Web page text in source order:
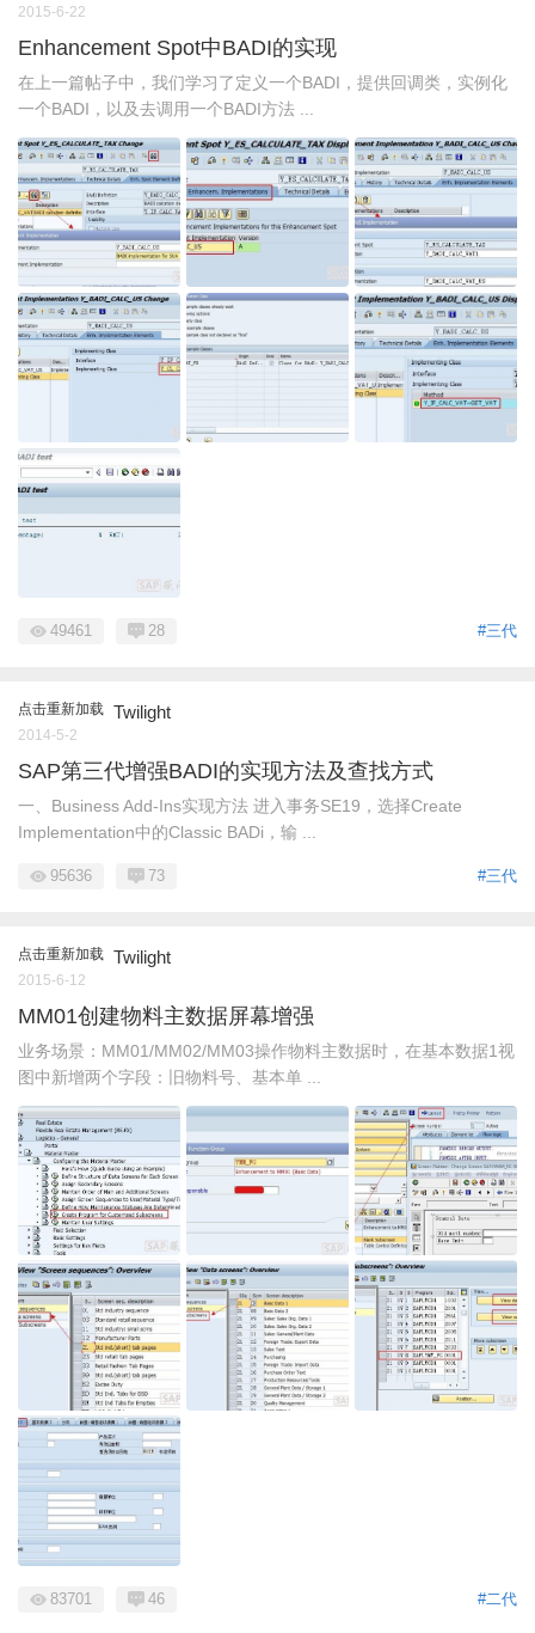
2015-6-22
Enhancement Spot中BADI的实现
在上一篇帖子中，我们学习了定义一个BADI，提供回调类，实例化
一个BADI，以及去调用一个BADI方法 ...
#三代
49461 28
点击重新加载 Twilight
2014-5-2
SAP第三代增强BADI的实现方法及查找方式
一、Business Add-Ins实现方法 进入事务SE19，选择Create
Implementation中的Classic BADi，输 ...
#三代
95636 73
点击重新加载 Twilight
2015-6-12
MM01创建物料主数据屏幕增强
业务场景：MM01/MM02/MM03操作物料主数据时，在基本数据1视
图中新增两个字段：旧物料号、基本单 ...
#二代
83701 46